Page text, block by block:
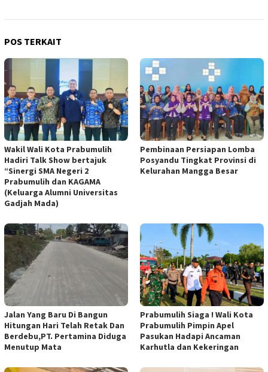
POS TERKAIT
Wakil Wali Kota Prabumulih
Hadiri Talk Show bertajuk
“Sinergi SMA Negeri 2
Prabumulih dan KAGAMA
(Keluarga Alumni Universitas
Gadjah Mada)
Pembinaan Persiapan Lomba
Posyandu Tingkat Provinsi di
Kelurahan Mangga Besar
Jalan Yang Baru Di Bangun
Hitungan Hari Telah Retak Dan
Berdebu,PT. Pertamina Diduga
Menutup Mata
Prabumulih Siaga ! Wali Kota
Prabumulih Pimpin Apel
Pasukan Hadapi Ancaman
Karhutla dan Kekeringan